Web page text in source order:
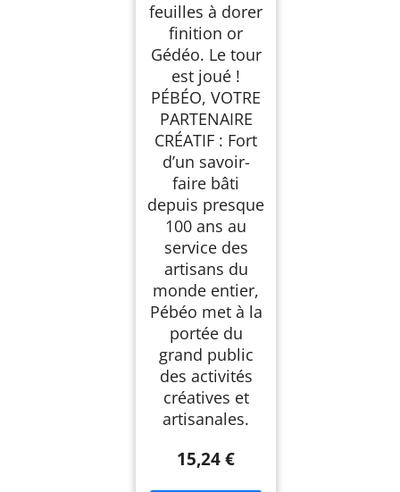
feuilles à dorer
finition or
Gédéo. Le tour
est joué !
PÉBÉO, VOTRE
PARTENAIRE
CRÉATIF : Fort
d’un savoir-
faire bâti
depuis presque
100 ans au
service des
artisans du
monde entier,
Pébéo met à la
portée du
grand public
des activités
créatives et
artisanales.
15,24 €